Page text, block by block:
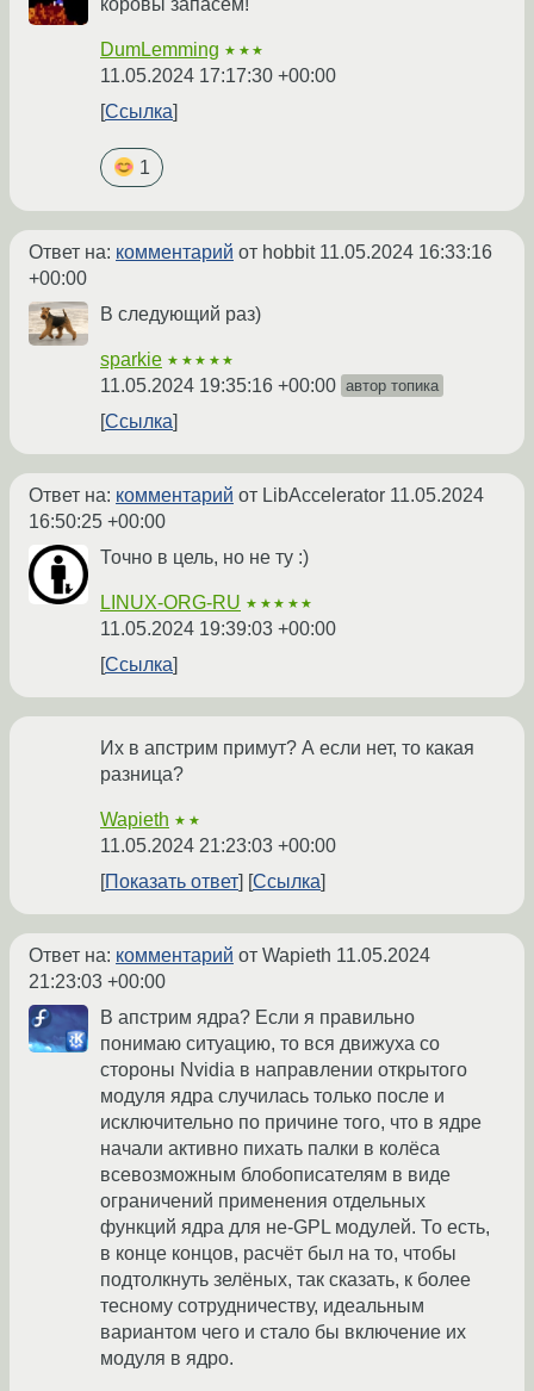
коровы запасём!
DumLemming ★★★
11.05.2024 17:17:30 +00:00
Ссылка
1
Ответ на: комментарий от hobbit 11.05.2024 16:33:16
+00:00
В следующий раз)
sparkie ★★★★★
11.05.2024 19:35:16 +00:00 автор топика
Ссылка
Ответ на: комментарий от LibAccelerator 11.05.2024
16:50:25 +00:00
Точно в цель, но не ту :)
LINUX-ORG-RU ★★★★★
11.05.2024 19:39:03 +00:00
Ссылка
Их в апстрим примут? А если нет, то какая
разница?
Wapieth ★★
11.05.2024 21:23:03 +00:00
Показать ответ
Ссылка
Ответ на: комментарий от Wapieth 11.05.2024
21:23:03 +00:00
В апстрим ядра? Если я правильно
понимаю ситуацию, то вся движуха со
стороны Nvidia в направлении открытого
модуля ядра случилась только после и
исключительно по причине того, что в ядре
начали активно пихать палки в колёса
всевозможным блобописателям в виде
ограничений применения отдельных
функций ядра для не-GPL модулей. То есть,
в конце концов, расчёт был на то, чтобы
подтолкнуть зелёных, так сказать, к более
тесному сотрудничеству, идеальным
вариантом чего и стало бы включение их
модуля в ядро.